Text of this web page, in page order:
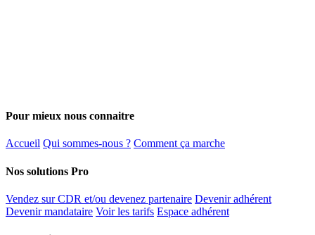
Pour mieux nous connaitre
Accueil Qui sommes-nous ? Comment ça marche
Nos solutions Pro
Vendez sur CDR et/ou devenez partenaire Devenir adhérent
Devenir mandataire Voir les tarifs Espace adhérent